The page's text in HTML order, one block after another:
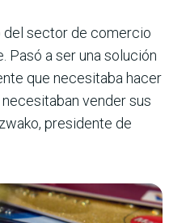
del sector de comercio
a ser una solución
que necesitaba hacer
vender sus
presidente de